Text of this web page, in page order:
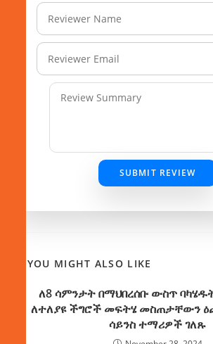
SUBMIT REVIEW
YOU MIGHT ALSO LIKE
ለ8 ሳምንታት በማህበረሰቡ ውስጥ
ለተለያዩ ችግሮች መፍትሄ መስጠታቸውን
ሳይንስ ተማሪዎች ገለጹ